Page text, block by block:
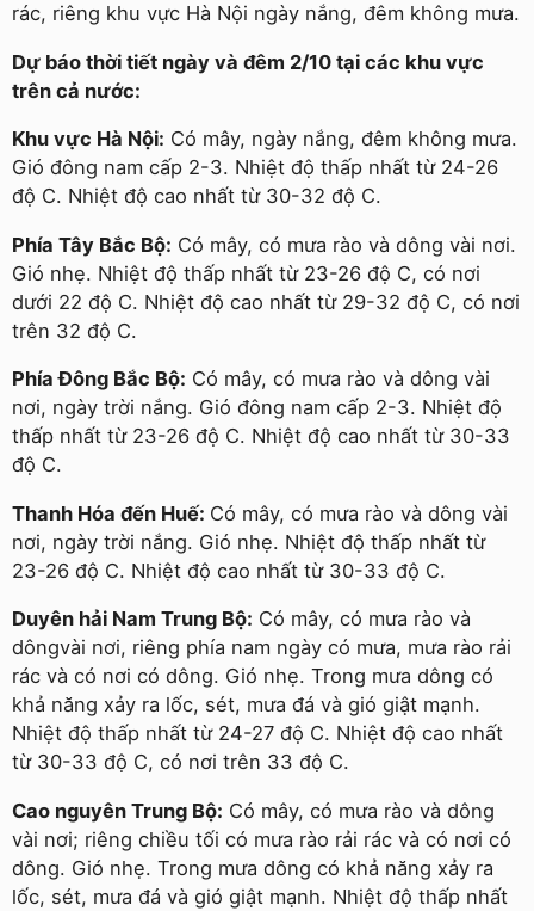
rác, riêng khu vực Hà Nội ngày nắng, đêm không mưa.
Dự báo thời tiết ngày và đêm 2/10 tại các khu vực
trên cả nước:
Khu vực Hà Nội: Có mây, ngày nắng, đêm không mưa.
Gió đông nam cấp 2-3. Nhiệt độ thấp nhất từ 24-26
độ C. Nhiệt độ cao nhất từ 30-32 độ C.
Phía Tây Bắc Bộ: Có mây, có mưa rào và dông vài nơi.
Gió nhẹ. Nhiệt độ thấp nhất từ 23-26 độ C, có nơi
dưới 22 độ C. Nhiệt độ cao nhất từ 29-32 độ C, có nơi
trên 32 độ C.
Phía Đông Bắc Bộ: Có mây, có mưa rào và dông vài
nơi, ngày trời nắng. Gió đông nam cấp 2-3. Nhiệt độ
thấp nhất từ 23-26 độ C. Nhiệt độ cao nhất từ 30-33
độ C.
Thanh Hóa đến Huế: Có mây, có mưa rào và dông vài
nơi, ngày trời nắng. Gió nhẹ. Nhiệt độ thấp nhất từ
23-26 độ C. Nhiệt độ cao nhất từ 30-33 độ C.
Duyên hải Nam Trung Bộ: Có mây, có mưa rào và
dôngvài nơi, riêng phía nam ngày có mưa, mưa rào rải
rác và có nơi có dông. Gió nhẹ. Trong mưa dông có
khả năng xảy ra lốc, sét, mưa đá và gió giật mạnh.
Nhiệt độ thấp nhất từ 24-27 độ C. Nhiệt độ cao nhất
từ 30-33 độ C, có nơi trên 33 độ C.
Cao nguyên Trung Bộ: Có mây, có mưa rào và dông
vài nơi; riêng chiều tối có mưa rào rải rác và có nơi có
dông. Gió nhẹ. Trong mưa dông có khả năng xảy ra
lốc, sét, mưa đá và gió giật mạnh. Nhiệt độ thấp nhất